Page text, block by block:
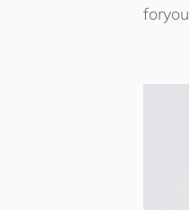
foryou